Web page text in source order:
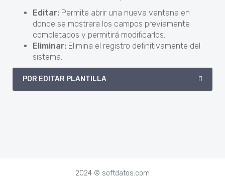
Editar: Permite abrir una nueva ventana en
donde se mostrara los campos previamente
completados y permitirá modificarlos.
Eliminar: Elimina el registro definitivamente del
sistema.
POR EDITAR PLANTILLA
2024 © softdatos.com